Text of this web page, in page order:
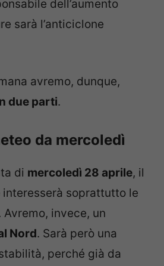
dell’aumento
sarà l’anticiclone
avremo, dunque,
due parti.
da mercoledì
di mercoledì 28 aprile, il
interesserà soprattutto le
Avremo, invece, un
Nord. Sarà però una
perché già da